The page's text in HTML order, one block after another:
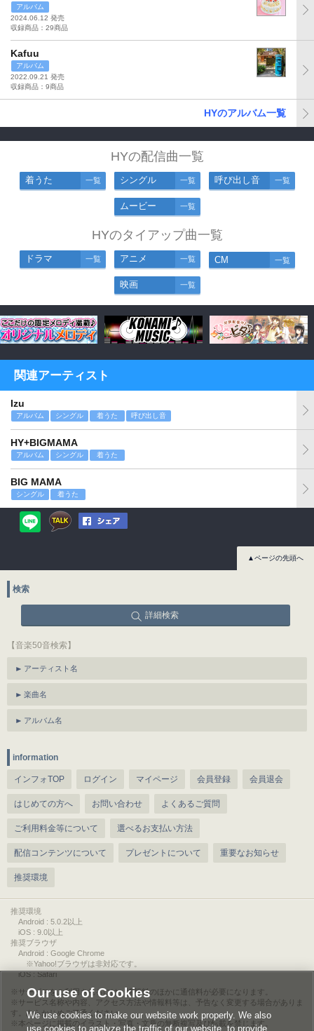
アルバム
2024.06.12 発売
収録商品：29商品
Kafuu
アルバム
2022.09.21 発売
収録商品：9商品
HYのアルバム一覧
HYの配信曲一覧
着うた 一覧 シングル 一覧 呼び出し音 一覧
ムービー 一覧
HYのタイアップ曲一覧
ドラマ 一覧 アニメ 一覧 CM 一覧
映画 一覧
関連アーティスト
Izu
アルバム シングル 着うた 呼び出し音
HY+BIGMAMA
アルバム シングル 着うた
BIG MAMA
シングル 着うた
▲ページの先頭へ
検索
詳細検索
【音楽50音検索】
アーティスト名
楽曲名
アルバム名
information
インフォTOP ログイン マイページ 会員登録 会員退会
はじめての方へ お問い合わせ よくあるご質問
ご利用料金等について 選べるお支払い方法
配信コンテンツについて プレゼントについて 重要なお知らせ
推奨環境
推奨環境
Android : 5.0.2以上
iOS : 9.0以上
推奨ブラウザ
Android : Google Chrome
※Yahoo!ブラウザは非対応です。
iOS : Safari
サービスをご利用されるには、情報料のほかに通信料が必要になります。
サービス名称や内容、アクセス方法や情報料等は、予告なく変更する場合がありま
す。あらかじめご了承ください。
本ページに掲載のイラスト・写真・文章の無断複写及び転載を禁じます。
Our use of Cookies
We use cookies to make our website work properly. We also
use cookies to analyze the traffic of our website, to provide